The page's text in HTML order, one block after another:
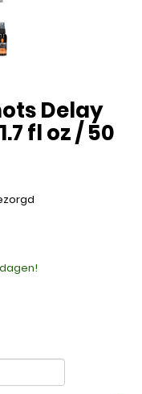
Delay
fl oz / 50